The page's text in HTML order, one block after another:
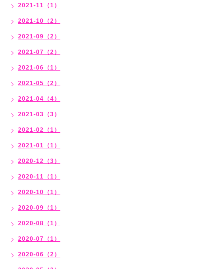
2021-11（1）
2021-10（2）
2021-09（2）
2021-07（2）
2021-06（1）
2021-05（2）
2021-04（4）
2021-03（3）
2021-02（1）
2021-01（1）
2020-12（3）
2020-11（1）
2020-10（1）
2020-09（1）
2020-08（1）
2020-07（1）
2020-06（2）